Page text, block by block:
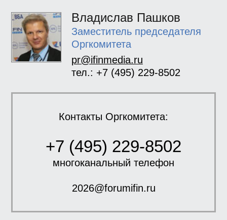
Владислав Пашков
Заместитель председателя
Оргкомитета
pr@ifinmedia.ru
тел.: +7 (495) 229-8502
Контакты Оргкомитета:
+7 (495) 229-8502
многоканальный телефон
2026@forumifin.ru